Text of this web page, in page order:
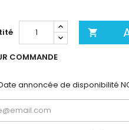

COMMANDE
annoncée de disponibilité